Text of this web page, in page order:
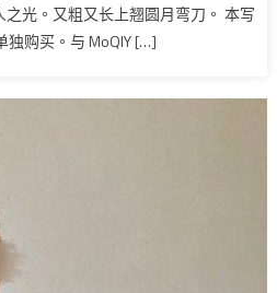
光。又粗又长上翘圆月弯刀。 本写
购买。与 MoQIY […]